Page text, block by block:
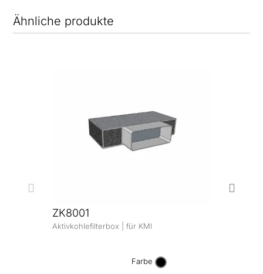
Ähnliche produkte
ZK8001
Aktivkohlefilterbox | für KMI
Farbe